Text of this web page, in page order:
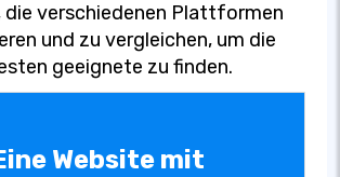
die verschiedenen Plattformen
und zu vergleichen, um die
geeignete zu finden.
Website mit